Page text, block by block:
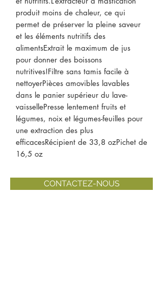
produit moins de chaleur, ce qui
permet de préserver la pleine saveur
et les éléments nutritifs des
alimentsExtrait le maximum de jus
pour donner des boissons
nutritives!Filtre sans tamis facile à
nettoyerPièces amovibles lavables
dans le panier supérieur du lave-
vaissellePresse lentement fruits et
légumes, noix et légumes-feuilles pour
une extraction des plus
efficacesRécipient de 33,8 ozPichet de
16,5 oz
CONTACTEZ-NOUS